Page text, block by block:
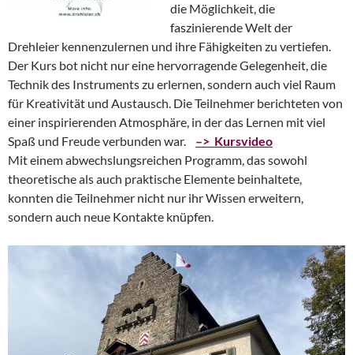
die Möglichkeit, die
faszinierende Welt der
Drehleier kennenzulernen und ihre Fähigkeiten zu vertiefen.
Der Kurs bot nicht nur eine hervorragende Gelegenheit, die
Technik des Instruments zu erlernen, sondern auch viel Raum
für Kreativität und Austausch. Die Teilnehmer berichteten von
einer inspirierenden Atmosphäre, in der das Lernen mit viel
Spaß und Freude verbunden war. –> Kursvideo
Mit einem abwechslungsreichen Programm, das sowohl
theoretische als auch praktische Elemente beinhaltete,
konnten die Teilnehmer nicht nur ihr Wissen erweitern,
sondern auch neue Kontakte knüpfen.